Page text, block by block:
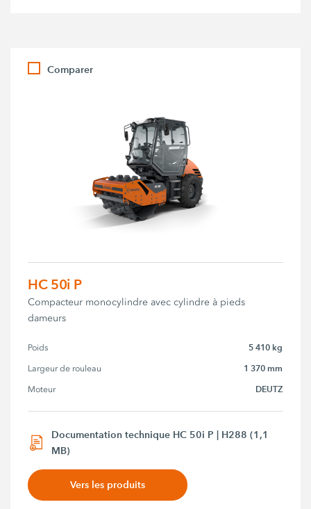
Comparer
HC 50i P
Compacteur monocylindre avec cylindre à pieds
dameurs
Poids 5 410 kg
Largeur de rouleau 1 370 mm
Moteur DEUTZ
Documentation technique HC 50i P | H288 (1,1
MB)
Vers les produits